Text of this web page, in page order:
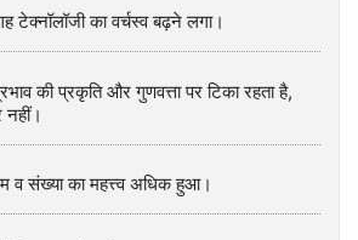
टेक्नॉलॉजी का वर्चस्व बढ़ने लगा।
की प्रकृति और गुणवत्ता पर टिका रहता है,
व संख्या का महत्त्व अधिक हुआ।